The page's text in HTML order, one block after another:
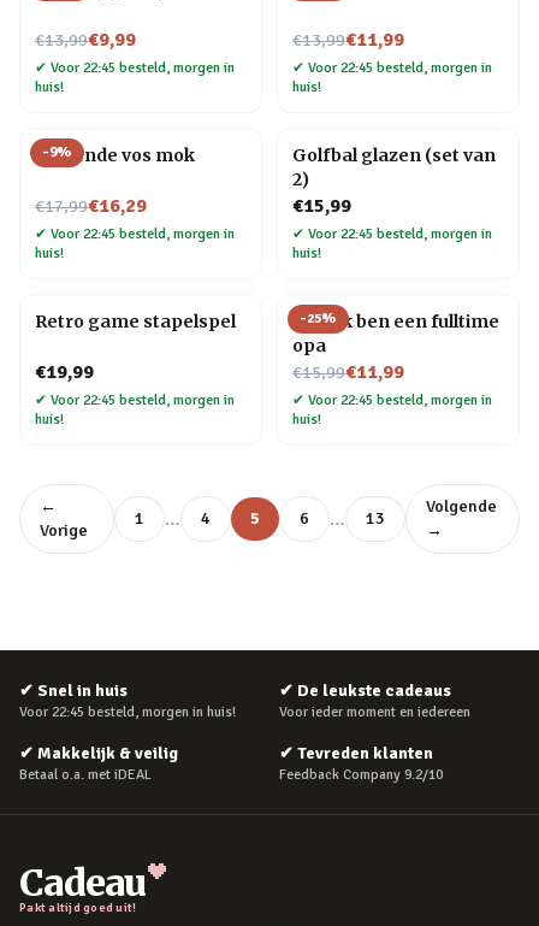
€13,99
Nu voor€9,99
✔ Voor 22:45 besteld, morgen in
huis!
€13,99
Nu voor€11,99
✔ Voor 22:45 besteld, morgen in
huis!
-9%
Slapende vos mok
€17,99
Nu voor€16,29
✔ Voor 22:45 besteld, morgen in
huis!
Golfbal glazen (set van
2)
€15,99
✔ Voor 22:45 besteld, morgen in
huis!
Retro game stapelspel
€19,99
✔ Voor 22:45 besteld, morgen in
huis!
-25%
Mok Ik ben een fulltime
opa
€15,99
Nu voor€11,99
✔ Voor 22:45 besteld, morgen in
huis!
←
Vorige
1 … 4 5 6 … 13
Volgende
→
✔ Snel in huis
Voor 22:45 besteld, morgen in huis!
✔ De leukste cadeaus
Voor ieder moment en iedereen
✔ Makkelijk & veilig
Betaal o.a. met iDEAL
✔ Tevreden klanten
Feedback Company 9.2/10
Cadeau
Pakt altijd goed uit!